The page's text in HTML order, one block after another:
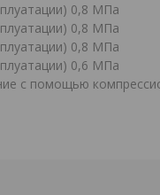
0,8 МПа
0,8 МПа
0,8 МПа
0,6 МПа
с помощью